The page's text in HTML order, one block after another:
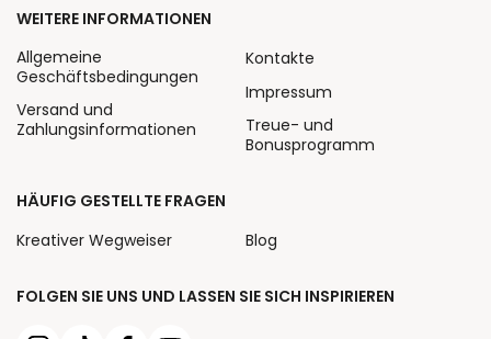
FOLGEN SIE UNS UND LASSEN SIE SICH INSPIRIEREN
WEITERE INFORMATIONEN
Allgemeine
Geschäftsbedingungen
Versand und
Zahlungsinformationen
Kontakte
Impressum
Treue- und
Bonusprogramm
HÄUFIG GESTELLTE FRAGEN
Kreativer Wegweiser
Blog